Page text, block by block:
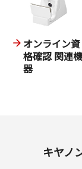
オンライン資
格確認 関連
器
キヤノ